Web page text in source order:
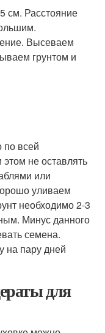
см. Расстояние
Высеваем
грунтом и
всей
не оставлять
или
уливаем
необходимо 2-3
Минус данного
семена.
на пару дней
для